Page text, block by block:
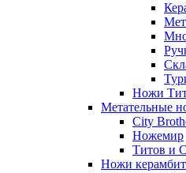
Ножи
Метательные
City
Ножемир
Титов и
Ножи